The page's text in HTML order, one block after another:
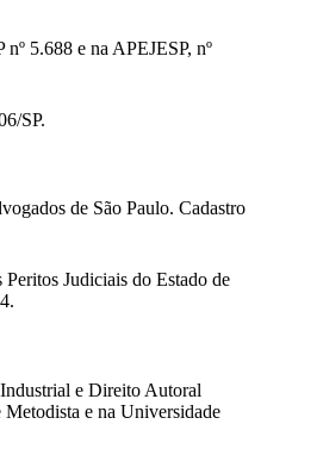
5.688 e na APEJESP, nº
SP.
de São Paulo. Cadastro
Judiciais do Estado de
e Direito Autoral
e na Universidade